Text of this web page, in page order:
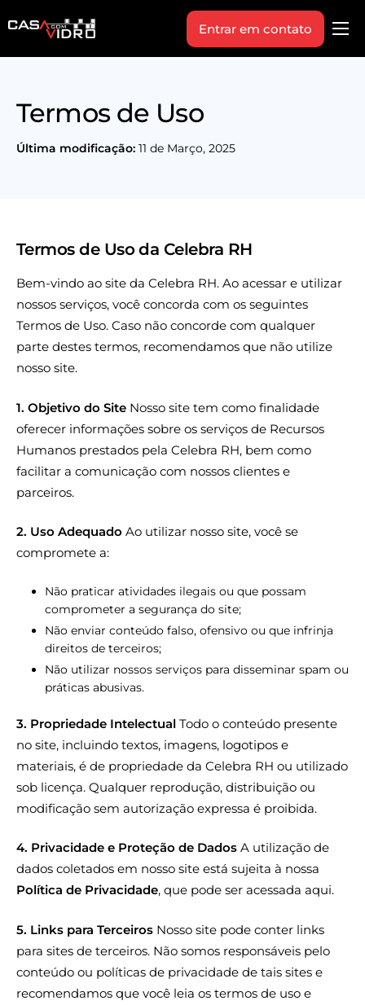
Produtos
Indique+
Blog
Sobre Nós
Entrar em contato
Termos de Uso
Última modificação: 11 de Março, 2025
Termos de Uso da Celebra RH
Bem-vindo ao site da Celebra RH. Ao acessar e utilizar
nossos serviços, você concorda com os seguintes
Termos de Uso. Caso não concorde com qualquer
parte destes termos, recomendamos que não utilize
nosso site.
1. Objetivo do Site Nosso site tem como finalidade
oferecer informações sobre os serviços de Recursos
Humanos prestados pela Celebra RH, bem como
facilitar a comunicação com nossos clientes e
parceiros.
2. Uso Adequado Ao utilizar nosso site, você se
compromete a:
Não praticar atividades ilegais ou que possam
comprometer a segurança do site;
Não enviar conteúdo falso, ofensivo ou que infrinja
direitos de terceiros;
Não utilizar nossos serviços para disseminar spam ou
práticas abusivas.
3. Propriedade Intelectual Todo o conteúdo presente
no site, incluindo textos, imagens, logotipos e
materiais, é de propriedade da Celebra RH ou utilizado
sob licença. Qualquer reprodução, distribuição ou
modificação sem autorização expressa é proibida.
4. Privacidade e Proteção de Dados A utilização de
dados coletados em nosso site está sujeita à nossa
Política de Privacidade, que pode ser acessada aqui.
5. Links para Terceiros Nosso site pode conter links
para sites de terceiros. Não somos responsáveis pelo
conteúdo ou políticas de privacidade de tais sites e
recomendamos que você leia os termos de uso e